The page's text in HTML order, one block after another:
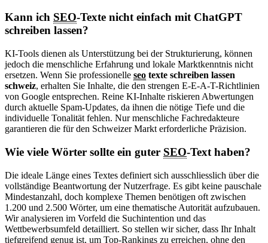
Kann ich SEO-Texte nicht einfach mit ChatGPT
schreiben lassen?
KI-Tools dienen als Unterstützung bei der Strukturierung, können
jedoch die menschliche Erfahrung und lokale Marktkenntnis nicht
ersetzen. Wenn Sie professionelle seo texte schreiben lassen
schweiz, erhalten Sie Inhalte, die den strengen E-E-A-T-Richtlinien
von Google entsprechen. Reine KI-Inhalte riskieren Abwertungen
durch aktuelle Spam-Updates, da ihnen die nötige Tiefe und die
individuelle Tonalität fehlen. Nur menschliche Fachredakteure
garantieren die für den Schweizer Markt erforderliche Präzision.
Wie viele Wörter sollte ein guter SEO-Text haben?
Die ideale Länge eines Textes definiert sich ausschliesslich über die
vollständige Beantwortung der Nutzerfrage. Es gibt keine pauschale
Mindestanzahl, doch komplexe Themen benötigen oft zwischen
1.200 und 2.500 Wörter, um eine thematische Autorität aufzubauen.
Wir analysieren im Vorfeld die Suchintention und das
Wettbewerbsumfeld detailliert. So stellen wir sicher, dass Ihr Inhalt
tiefgreifend genug ist, um Top-Rankings zu erreichen, ohne den